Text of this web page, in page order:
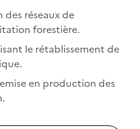
des réseaux de
forestière.
le rétablissement de
en production des